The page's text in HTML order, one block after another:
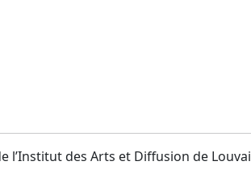
des Arts et Diffusion de